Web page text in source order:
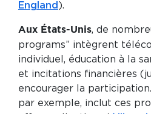
England ).
Aux États-Unis, de
programs” intègrent
individuel, éducation à la
et incitations financières
encourager la participation.
par exemple, inclut ces